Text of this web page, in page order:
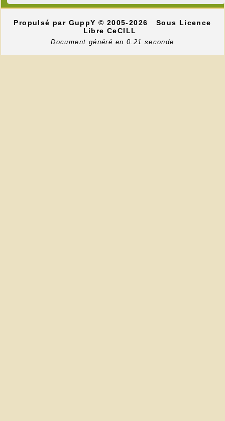
Propulsé par GuppY© 2005-2026
Sous Licence
Libre CeCILL
Document généré en 0.21 seconde